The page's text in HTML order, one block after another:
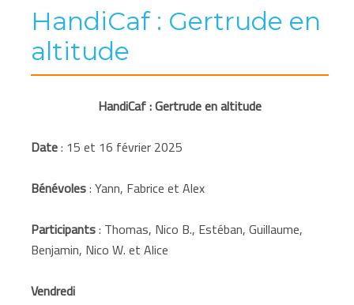
HandiCaf : Gertrude en
altitude
HandiCaf : Gertrude en altitude
Date: 15 et 16 février 2025
Bénévoles: Yann, Fabrice et Alex
Participants: Thomas, Nico B., Estéban, Guillaume,
Benjamin, Nico W. et Alice
Vendredi